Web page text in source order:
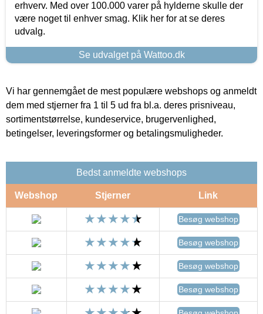
erhverv. Med over 100.000 varer på hylderne skulle der
være noget til enhver smag. Klik her for at se deres
udvalg.
Se udvalget på Wattoo.dk
Vi har gennemgået de mest populære webshops og anmeldt
dem med stjerner fra 1 til 5 ud fra bl.a. deres prisniveau,
sortimentstørrelse, kundeservice, brugervenlighed,
betingelser, leveringsformer og betalingsmuligheder.
Bedst anmeldte webshops
Webshop Stjerner Link
Besøg webshop
Besøg webshop
Besøg webshop
Besøg webshop